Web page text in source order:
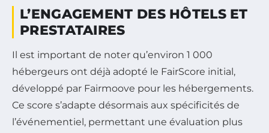
L’ENGAGEMENT DES HÔTELS ET
PRESTATAIRES
Il est important de noter qu’environ 1 000
hébergeurs ont déjà adopté le FairScore initial,
développé par Fairmoove pour les hébergements.
Ce score s’adapte désormais aux spécificités de
l’événementiel, permettant une évaluation plus